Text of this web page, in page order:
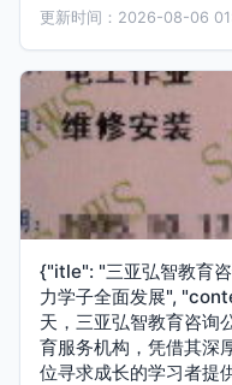
更新时间：2026-08-06
{"itle": "三亚弘智教育
力学子全面发展",
天，三亚弘智教育咨询
育服务机构，凭借其深
位寻求成长的学习者提